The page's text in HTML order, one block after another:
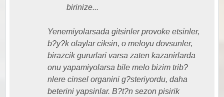
birinize...
Yenemiyolarsada gitsinler provoke etsinler,
b?y?k olaylar ciksin, o meloyu dovsunler,
birazcik gururlari varsa zaten kazanirlarda
onu yapamiyolarsa bile melo bizim trib?
nlere cinsel organini g?steriyordu, daha
beterini yapsinlar. B?t?n sezon pisirik